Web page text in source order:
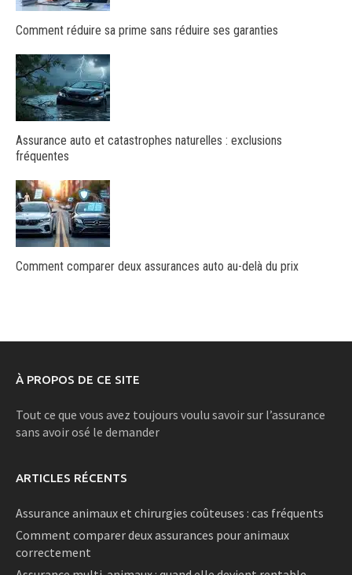
Comment réduire sa prime sans réduire ses garanties
Assurance auto et catastrophes naturelles : exclusions
fréquentes
Comment comparer deux assurances auto au-delà du prix
À PROPOS DE CE SITE
Tout ce que vous avez toujours voulu savoir sur l’assurance
sans avoir osé le demander
ARTICLES RÉCENTS
Assurance animaux et chirurgies coûteuses : cas fréquents
Comment comparer deux assurances pour animaux
correctement